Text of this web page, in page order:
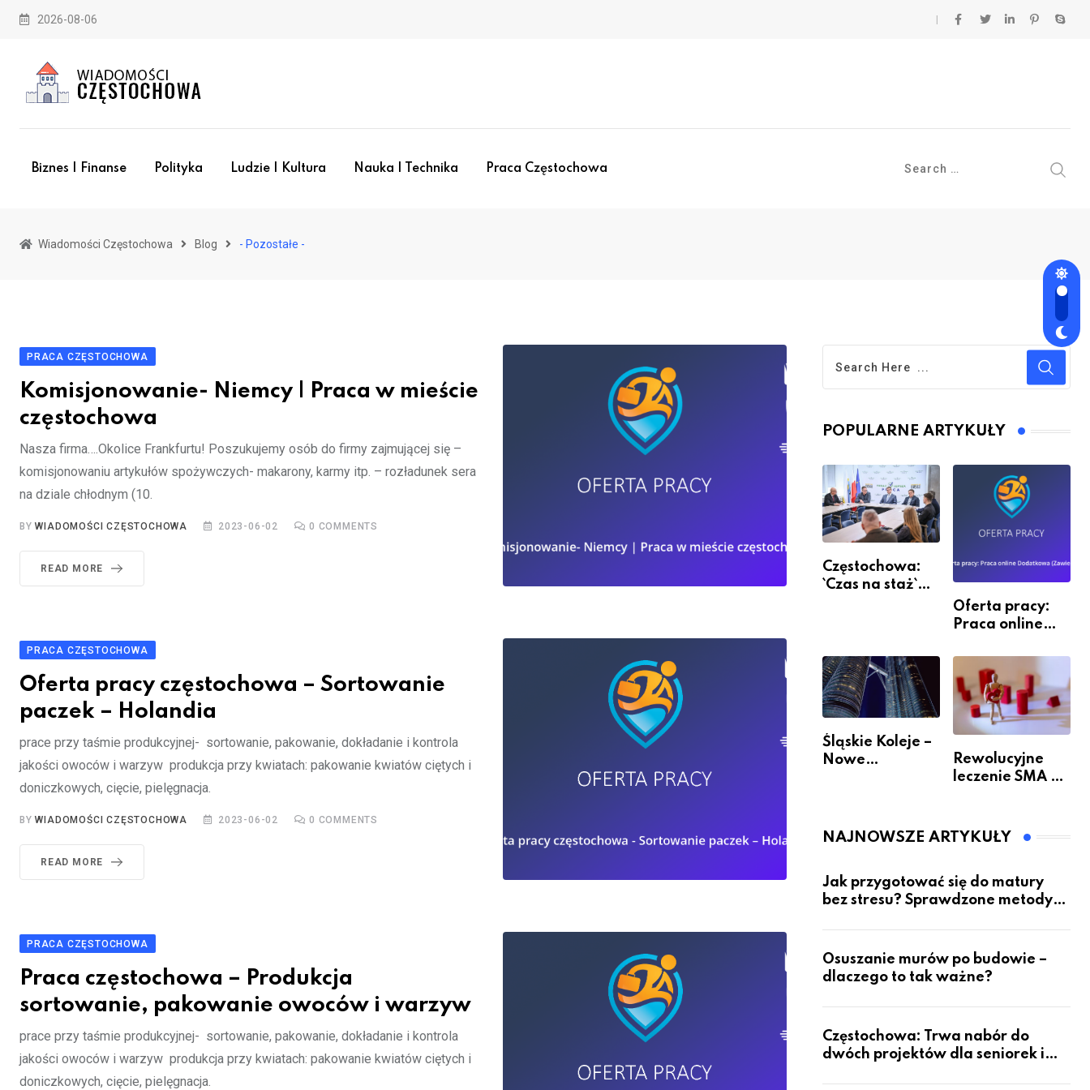
Skip
2026-08-06
Biznes I Finanse Polityka Ludzie I Kultura Nauka I Technika Praca Częstochowa
Wiadomości Częstochowa Blog - Pozostałe -
PRACA CZĘSTOCHOWA
Komisjonowanie- Niemcy | Praca w mieście
częstochowa
Nasza firma….Okolice Frankfurtu! Poszukujemy osób do firmy zajmującej się –
komisjonowaniu artykułów spożywczych- makarony, karmy itp. – rozładunek sera
na dziale chłodnym (10.
BYWIADOMOŚCI CZĘSTOCHOWA 2023-06-02 0 COMMENTS
READ MORE
PRACA CZĘSTOCHOWA
Oferta pracy częstochowa – Sortowanie
paczek – Holandia
prace przy taśmie produkcyjnej- sortowanie, pakowanie, dokładanie i kontrola
jakości owoców i warzyw produkcja przy kwiatach: pakowanie kwiatów ciętych i
doniczkowych, cięcie, pielęgnacja.
BYWIADOMOŚCI CZĘSTOCHOWA 2023-06-02 0 COMMENTS
READ MORE
PRACA CZĘSTOCHOWA
Praca częstochowa – Produkcja
sortowanie, pakowanie owoców i warzyw
prace przy taśmie produkcyjnej- sortowanie, pakowanie, dokładanie i kontrola
jakości owoców i warzyw produkcja przy kwiatach: pakowanie kwiatów ciętych i
doniczkowych, cięcie, pielęgnacja.
POPULARNE ARTYKUŁY
Częstochowa:
`Czas na staż`
Oferta pracy:
Praca online
(Zawiercie)
Śląskie Koleje –
Nowe
Rewolucyjne
leczenie SMA –
pacjentów?
NAJNOWSZE ARTYKUŁY
Jak przygotować się do matury
bez stresu? Sprawdzone metody
Osuszanie murów po budowie –
dlaczego to tak ważne?
Częstochowa: Trwa nabór do
dwóch projektów dla seniorek i